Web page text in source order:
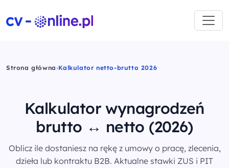
Strona główna›Kalkulator netto-brutto 2026
Kalkulator wynagrodzeń
brutto ↔ netto (2026)
Oblicz ile dostaniesz na rękę z umowy o pracę, zlecenia,
dzieła lub kontraktu B2B. Aktualne stawki ZUS i PIT